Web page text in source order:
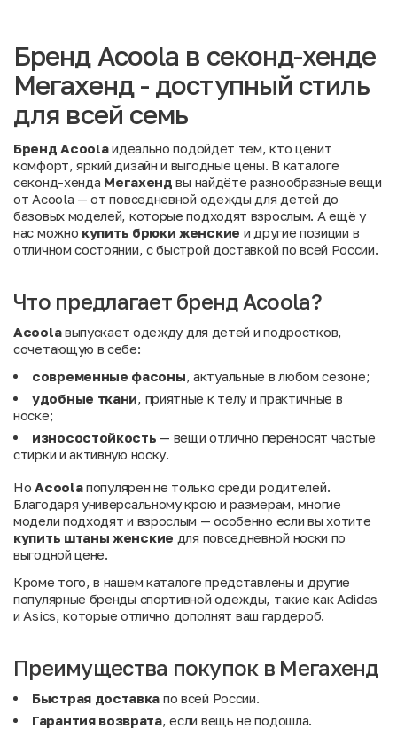
Бренд Acoola в секонд-хенде
Мегахенд - доступный стиль
для всей семь
Бренд Acoolaидеально подойдёт тем, кто ценит
комфорт, яркий дизайн и выгодные цены. В каталоге
секонд-хенда Мегахенд вы найдёте разнообразные вещи
от Acoola — от повседневной одежды для детей до
базовых моделей, которые подходят взрослым. А ещё у
нас можно купить брюки женские и другие позиции в
отличном состоянии, с быстрой доставкой по всей России.
Что предлагает бренд Acoola?
Acoolaвыпускает одежду для детей и подростков,
сочетающую в себе:
современные фасоны , актуальные в любом сезоне;
удобные ткани , приятные к телу и практичные в
носке;
износостойкость — вещи отлично переносят частые
стирки и активную носку.
Но Acoolaпопулярен не только среди родителей.
Благодаря универсальному крою и размерам, многие
модели подходят и взрослым — особенно если вы хотите
купить штаны женские для повседневной носки по
выгодной цене.
Кроме того, в нашем каталоге представлены и другие
популярные бренды спортивной одежды, такие как Adidas
и Asics , которые отлично дополнят ваш гардероб.
Преимущества покупок в Мегахенд
Быстрая доставка по всей России.
Гарантия возврата, если вещь не подошла.